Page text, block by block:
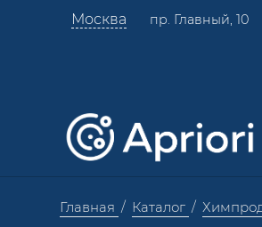
Москва пр. Главный, 10
Главная Каталог